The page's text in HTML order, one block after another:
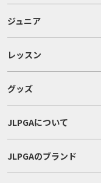
ジュニア
レッスン
グッズ
JLPGAについて
JLPGAのブランド